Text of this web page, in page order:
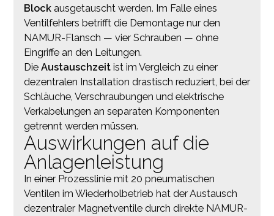
Blockausgetauscht werden. Im Falle eines
Ventilfehlers betrifft die Demontage nur den
NAMUR-Flansch — vier Schrauben — ohne
Eingriffe an den Leitungen.
Die Austauschzeitist im Vergleich zu einer
dezentralen Installation drastisch reduziert, bei der
Schläuche, Verschraubungen und elektrische
Verkabelungen an separaten Komponenten
getrennt werden müssen.
Auswirkungen auf die
Anlagenleistung
In einer Prozesslinie mit 20 pneumatischen
Ventilen im Wiederholbetrieb hat der Austausch
dezentraler Magnetventile durch direkte NAMUR-